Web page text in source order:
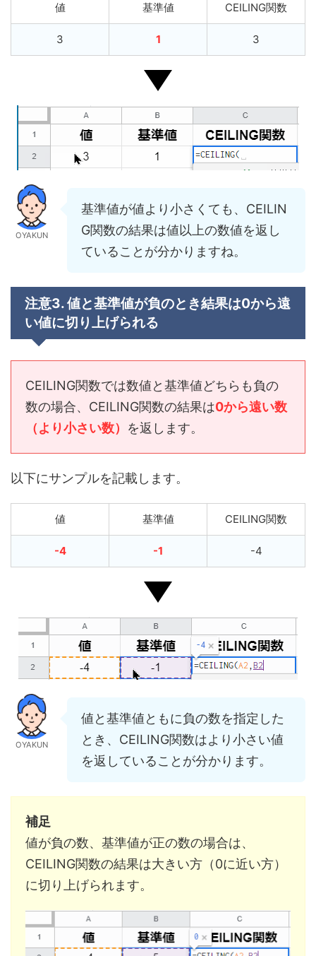
値 基準値 CEILING関数
3 1 3
OYAKUN
基準値が値より小さくても、CEILIN
G関数の結果は値以上の数値を返し
ていることが分かりますね。
注意3. 値と基準値が負のとき結果は0から遠
い値に切り上げられる
CEILING関数では数値と基準値どちらも負の
数の場合、CEILING関数の結果は0から遠い数
（より小さい数） を返します。
以下にサンプルを記載します。
値 基準値 CEILING関数
-4 -1 -4
OYAKUN
値と基準値ともに負の数を指定した
とき、CEILING関数はより小さい値
を返していることが分かります。
補足
値が負の数、基準値が正の数の場合は、
CEILING関数の結果は大きい方（0に近い方）
に切り上げられます。